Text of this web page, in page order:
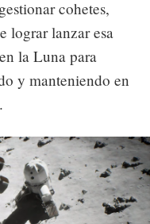
cohetes,
lograr lanzar esa
la Luna para
y manteniendo en